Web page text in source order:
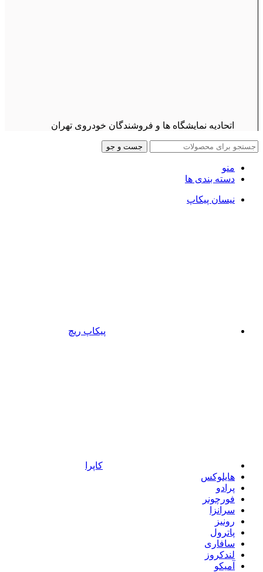
اتحادیه نمایشگاه ها و فروشندگان خودروی تهران
جست و جو
منو
دسته بندی ها
نیسان پیکاپ
پیکاپ ریچ
کاپرا
هایلوکس
پرادو
فورچونر
سرانزا
رونیز
پاترول
سافاری
لندکروز
آمیکو